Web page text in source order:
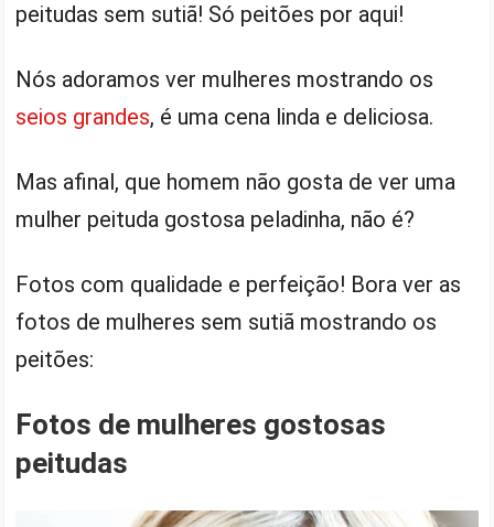
peitudas sem sutiã! Só peitões por aqui!
Nós adoramos ver mulheres mostrando os
seios grandes, é uma cena linda e deliciosa.
Mas afinal, que homem não gosta de ver uma
mulher peituda gostosa peladinha, não é?
Fotos com qualidade e perfeição! Bora ver as
fotos de mulheres sem sutiã mostrando os
peitões:
Fotos de mulheres gostosas
peitudas